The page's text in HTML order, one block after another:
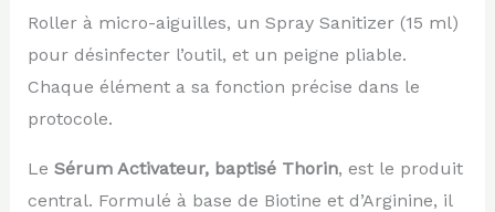
Roller à micro-aiguilles, un Spray Sanitizer (15 ml)
pour désinfecter l’outil, et un peigne pliable.
Chaque élément a sa fonction précise dans le
protocole.
Le Sérum Activateur, baptisé Thorin, est le produit
central. Formulé à base de Biotine et d’Arginine, il